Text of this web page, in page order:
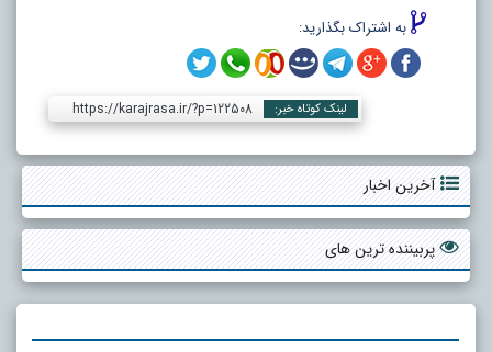
به اشتراک بگذارید:
لینک کوتاه خبر: https://karajrasa.ir/?p=122508
آخرین اخبار
پربیننده ترین های